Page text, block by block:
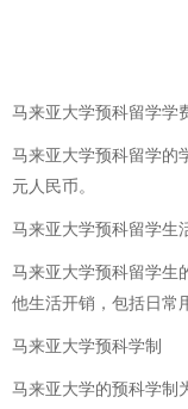
马来亚大学预科留学学
马来亚大学预科留学的
元人民币。
马来亚大学预科留学生
马来亚大学预科留学生
他生活开销，包括日常
马来亚大学预科学制
马来亚大学的预科学制